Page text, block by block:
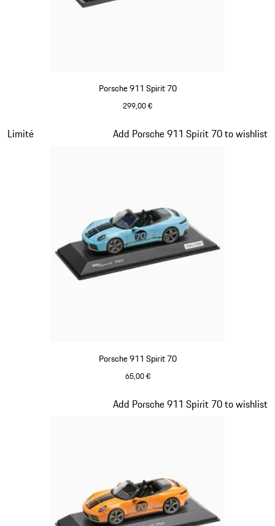
Porsche 911 Spirit 70
299,00 €
Porsche 911 Spirit 70
65,00 €
Limité Add Porsche 911 Spirit 70 to wishlist
Diapositive 15 sur 20
Add Porsche 911 Spirit 70 to wishlist